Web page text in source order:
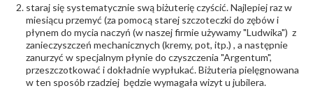
odpowiedzialny:
6850004631; tel.13 44 56 100;
biuro@obraczki.pl,PZ Stelmach Sp. z o.o. ul.
Północna 22 45-805 Opole; NIP 7542889545;
Tel. +48 77 54 90 100; biuro@stelmach.pl
Bezpieczeństwo
ostrzeżenia:
Nie nadaje się dla dzieci w wieku poniżej 3 lat
Elementy w wyrobie wykonane z białego złota
zawierają nikiel
staraj się systematycznie swą biżuterię czyścić. Najlepiej raz w
miesiącu przemyć (za pomocą starej szczoteczki do zębów i
płynem do mycia naczyń (w naszej firmie używamy "Ludwika") z
zanieczyszczeń mechanicznych (kremy, pot, itp.) , a następnie
zanurzyć w specjalnym płynie do czyszczenia "Argentum",
przeszczotkować i dokładnie wypłukać. Biżuteria pielęgnowana
w ten sposób rzadziej będzie wymagała wizyt u jubilera.